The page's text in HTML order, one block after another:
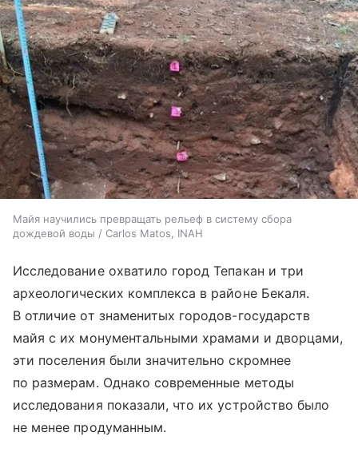
Майя научились превращать рельеф в систему сбора
дождевой воды / Carlos Matos, INAH
Исследование охватило город Тепакан и три
археологических комплекса в районе Бекаля.
В отличие от знаменитых городов-государств
майя с их монументальными храмами и дворцами,
эти поселения были значительно скромнее
по размерам. Однако современные методы
исследования показали, что их устройство было
не менее продуманным.